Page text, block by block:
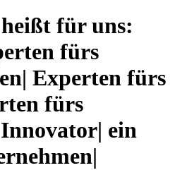
für uns:
fürs
Experten fürs
fürs
ein